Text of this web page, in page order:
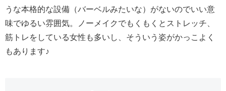
うな本格的な設備（バーベルみたいな）がないのでいい意
味でゆるい雰囲気。ノーメイクでもくもくとストレッチ、
筋トレをしている女性も多いし、そういう姿がかっこよく
もあります♪